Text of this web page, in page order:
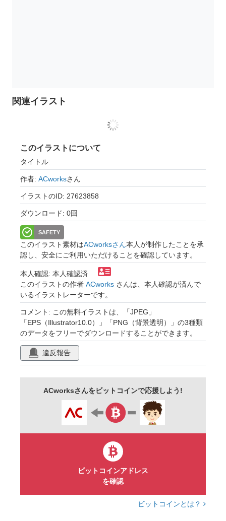
関連イラスト
このイラストについて
タイトル:
作者: ACworksさん
イラストのID: 27623858
ダウンロード: 0回
SAFETY
このイラスト素材はACworksさん本人が制作したことを承
認し、安全にご利用いただけることを確認しています。
本人確認: 本人確認済
このイラストの作者 ACworks さんは、本人確認が済んで
いるイラストレーターです。
コメント: この無料イラストは、「JPEG」
「EPS（Illustrator10.0）」「PNG（背景透明）」の3種類
のデータをフリーでダウンロードすることができます。
違反報告
ACworksさんをビットコインで応援しよう!
ビットコインアドレス
を確認
ビットコインとは？